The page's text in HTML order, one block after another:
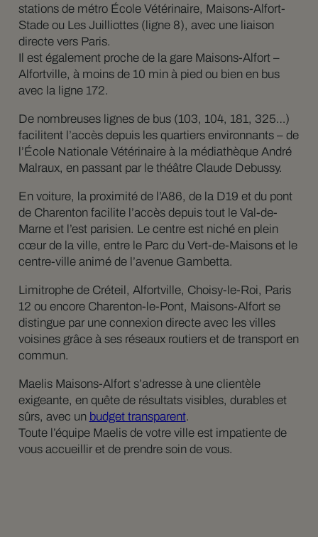
stations de métro École Vétérinaire, Maisons-Alfort-
Stade ou Les Juilliottes (ligne 8), avec une liaison
directe vers Paris.
Il est également proche de la gare Maisons-Alfort –
Alfortville, à moins de 10 min à pied ou bien en bus
avec la ligne 172.
De nombreuses lignes de bus (103, 104, 181, 325…)
facilitent l’accès depuis les quartiers environnants – de
l’École Nationale Vétérinaire à la médiathèque André
Malraux, en passant par le théâtre Claude Debussy.
En voiture, la proximité de l’A86, de la D19 et du pont
de Charenton facilite l’accès depuis tout le Val-de-
Marne et l’est parisien. Le centre est niché en plein
cœur de la ville, entre le Parc du Vert-de-Maisons et le
centre-ville animé de l’avenue Gambetta.
Limitrophe de Créteil, Alfortville, Choisy-le-Roi, Paris
12 ou encore Charenton-le-Pont, Maisons-Alfort se
distingue par une connexion directe avec les villes
voisines grâce à ses réseaux routiers et de transport en
commun.
Maelis Maisons-Alfort s’adresse à une clientèle
exigeante, en quête de résultats visibles, durables et
sûrs, avec un budget transparent.
Toute l’équipe Maelis de votre ville est impatiente de
vous accueillir et de prendre soin de vous.